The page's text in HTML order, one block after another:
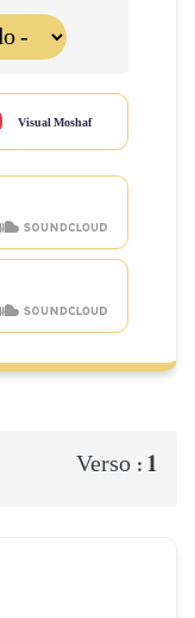
Visual Moshaf
Verso : 1